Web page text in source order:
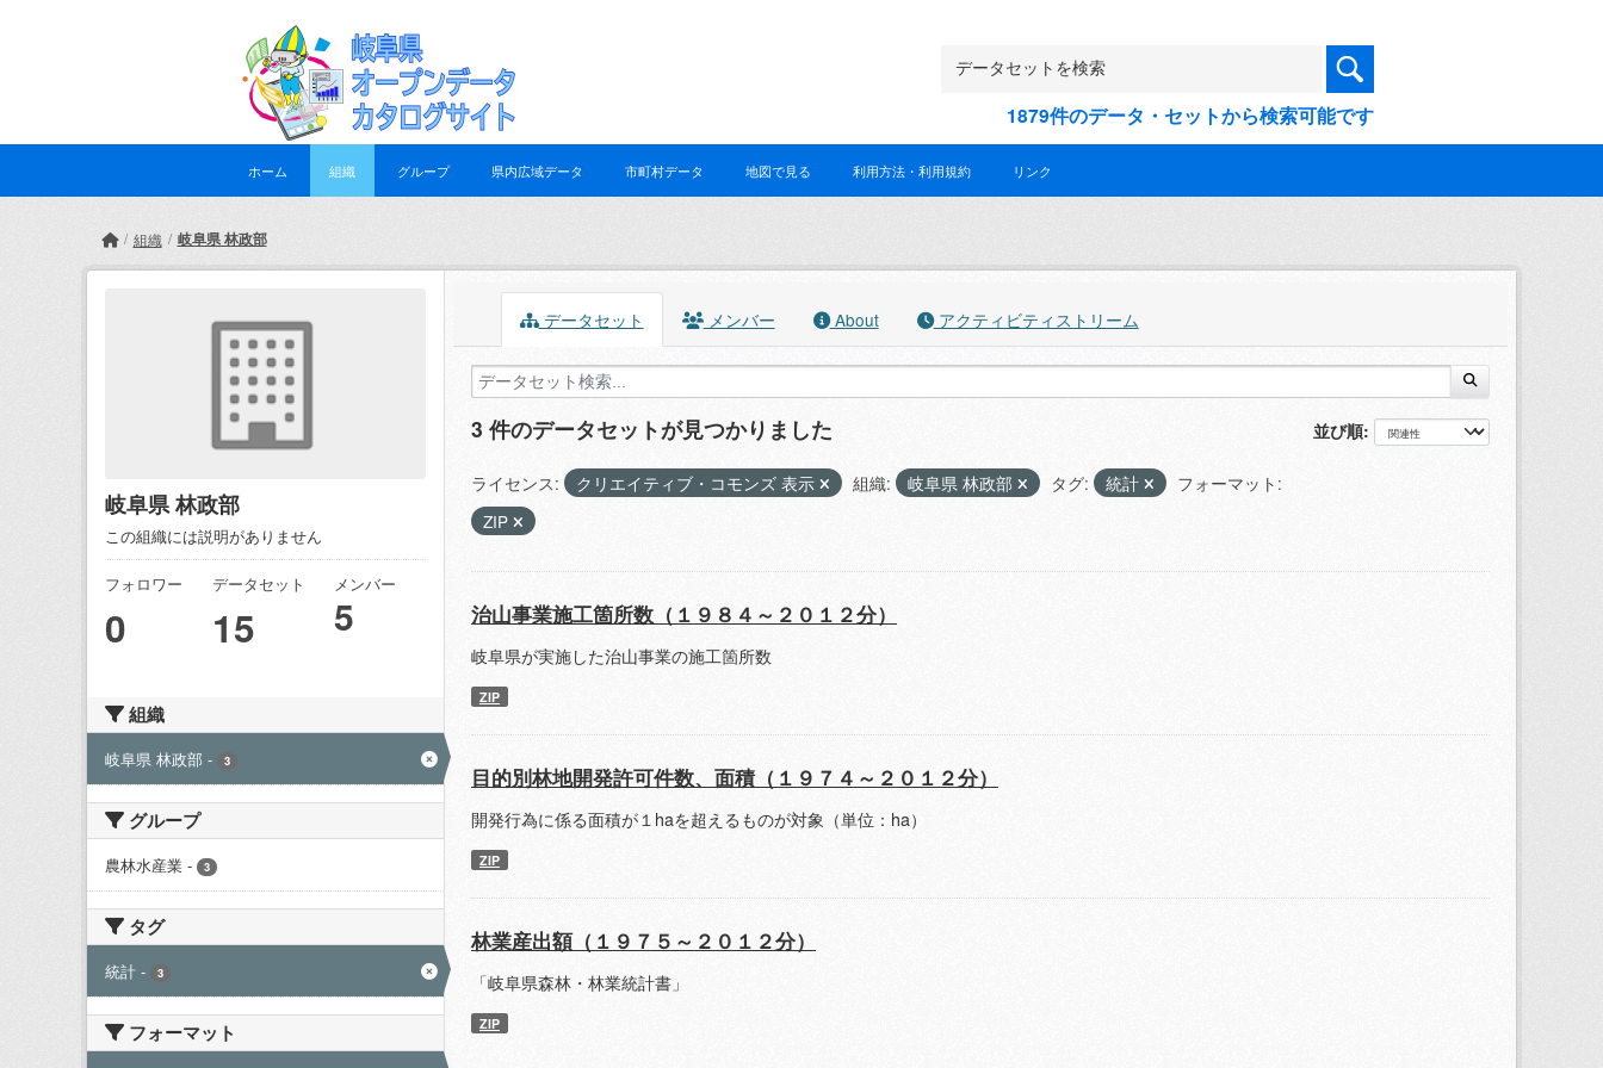
1879件のデータ・セットから検索可能です
ホーム 組織 グループ 県内広域データ 市町村データ 地図で見る 利用方法・利用規約 リンク
組織 岐阜県 林政部
岐阜県 林政部
この組織には説明がありません
フォロワー
0
データセット
15
メンバー
5
組織
岐阜県 林政部 - 3
グループ
農林水産業 - 3
タグ
統計 - 3
フォーマット
データセット メンバー About アクティビティストリーム
並び順
3 件のデータセットが見つかりました
ライセンス: クリエイティブ・コモンズ 表示 組織: 岐阜県 林政部 タグ: 統計
フォーマット:
ZIP
治山事業施工箇所数（１９８４～２０１２分）
岐阜県が実施した治山事業の施工箇所数
ZIP
目的別林地開発許可件数、面積（１９７４～２０１２分）
開発行為に係る面積が１haを超えるものが対象（単位：ha）
ZIP
林業産出額（１９７５～２０１２分）
「岐阜県森林・林業統計書」
ZIP